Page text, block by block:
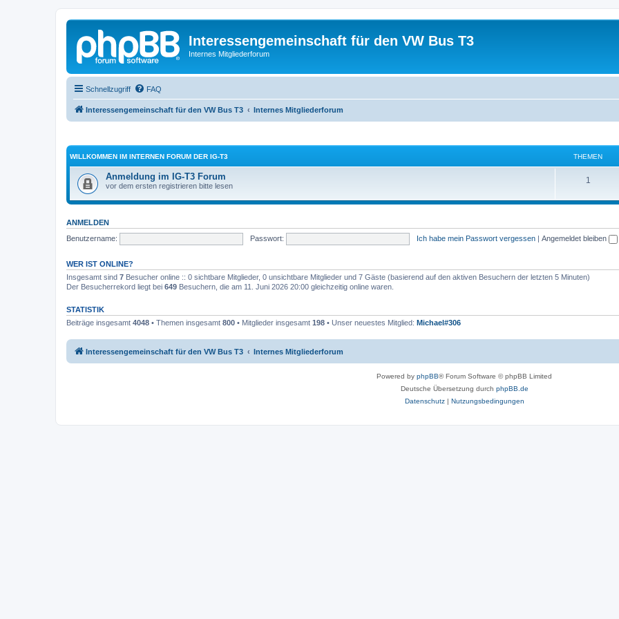
Interessengemeinschaft für den VW Bus T3
Internes Mitgliederforum
Schnellzugriff FAQ
Interessengemeinschaft für den VW Bus T3 Internes Mitgliederforum
WILLKOMMEN IM INTERNEN FORUM DER IG-T3 THEMEN
Anmeldung im IG-T3 Forum
vor dem ersten registrieren bitte lesen
1
ANMELDEN
Benutzername:
Passwort: Ich habe mein Passwort vergessen | Angemeldet bleiben
WER IST ONLINE?
Insgesamt sind 7 Besucher online :: 0 sichtbare Mitglieder, 0 unsichtbare Mitglieder und 7 Gäste (basierend auf den aktiven Besuchern der letzten 5 Minuten)
Der Besucherrekord liegt bei 649 Besuchern, die am 11. Juni 2026 20:00 gleichzeitig online waren.
STATISTIK
Beiträge insgesamt 4048 • Themen insgesamt 800 • Mitglieder insgesamt 198 • Unser neuestes Mitglied: Michael#306
Interessengemeinschaft für den VW Bus T3 Internes Mitgliederforum
Powered by phpBB® Forum Software © phpBB Limited
Deutsche Übersetzung durch phpBB.de
Datenschutz| Nutzungsbedingungen